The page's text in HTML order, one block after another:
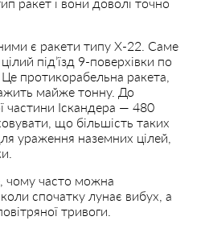
є ракети типу Х-22. Саме
під’їзд 9-поверхівки по
протикорабельна ракета,
майже тонну. До
частини Іскандера — 480
що більшість таких
ураження наземних цілей,
чому часто можна
коли спочатку лунає вибух, а
тривоги.